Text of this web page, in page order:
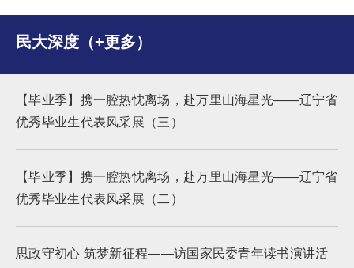
民大深度（+更多）
【毕业季】携一腔热忱离场，赴万里山海星光——辽宁省
优秀毕业生代表风采展（三）
【毕业季】携一腔热忱离场，赴万里山海星光——辽宁省
优秀毕业生代表风采展（二）
思政守初心 筑梦新征程​​——访国家民委青年读书演讲活